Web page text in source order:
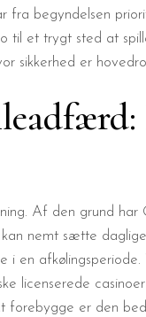
fra begyndelsen
til et trygt sted at
sikkerhed er
Af den grund har
nemt sætte
i en
licenserede
forebygge er den